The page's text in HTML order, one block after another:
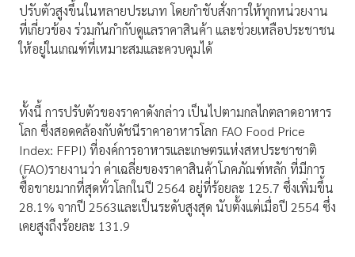
ปรับตัวสูงขึ้นในหลายประเภท โดยกำชับสั่งการให้ทุกหน่วยงาน
ที่เกี่ยวข้อง ร่วมกันกำกับดูแลราคาสินค้า และช่วยเหลือประชาชน
ให้อยู่ในเกณฑ์ที่เหมาะสมและควบคุมได้
ทั้งนี้ การปรับตัวของราคาดังกล่าว เป็นไปตามกลไกตลาดอาหาร
โลก ซึ่งสอดคล้องกับดัชนีราคาอาหารโลก FAO Food Price
Index: FFPI) ที่องค์การอาหารและเกษตรแห่งสหประชาชาติ
(FAO)รายงานว่า ค่าเฉลี่ยของราคาสินค้าโภคภัณฑ์หลัก ที่มีการ
ซื้อขายมากที่สุดทั่วโลกในปี 2564 อยู่ที่ร้อยละ 125.7 ซึ่งเพิ่มขึ้น
28.1% จากปี 2563และเป็นระดับสูงสุด นับตั้งแต่เมื่อปี 2554 ซึ่ง
เคยสูงถึงร้อยละ 131.9